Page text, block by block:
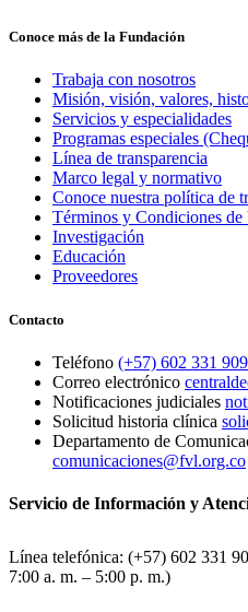
Conoce más de la Fundación
Trabaja con nosotros
Misión, visión, valores,
Servicios y especialidades
Programas especiales
Línea de transparencia
Marco legal y normativo
Conoce nuestra política de
Términos y Condiciones de
Investigación
Educación
Proveedores
Contacto
Teléfono (+57) 602 331
Correo electrónico
Notificaciones judiciales
Solicitud historia clínica
Departamento de
comunicaciones@fvl.org.co
Servicio de Información y
Línea telefónica: (+57) 602 331
7:00 a. m. – 5:00 p. m.)